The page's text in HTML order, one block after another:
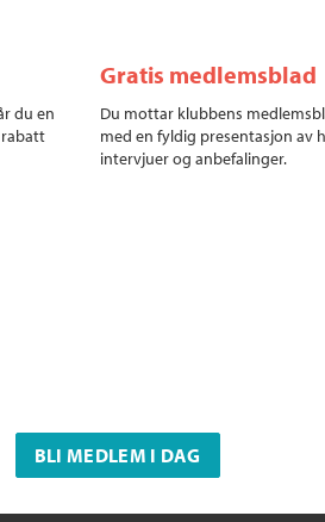
du en
Gratis medlemsblad
Du mottar klubbens
med en fyldig presentasjon av
intervjuer og anbefalinger.
BLI MEDLEM I DAG